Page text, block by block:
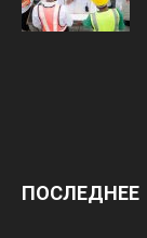
ПОСЛЕДНЕЕ